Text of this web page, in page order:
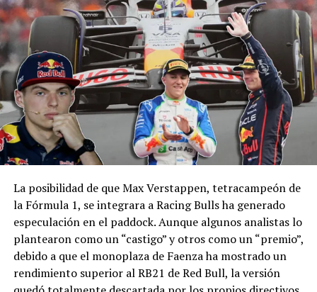
La posibilidad de que Max Verstappen, tetracampeón de
la Fórmula 1, se integrara a Racing Bulls ha generado
especulación en el paddock. Aunque algunos analistas lo
plantearon como un “castigo” y otros como un “premio”,
debido a que el monoplaza de Faenza ha mostrado un
rendimiento superior al RB21 de Red Bull, la versión